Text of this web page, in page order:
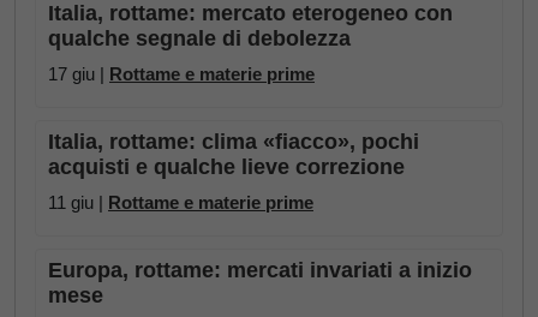
Italia, rottame: mercato eterogeneo con
qualche segnale di debolezza
17 giu | Rottame e materie prime
Italia, rottame: clima «fiacco», pochi
acquisti e qualche lieve correzione
11 giu | Rottame e materie prime
Europa, rottame: mercati invariati a inizio
mese